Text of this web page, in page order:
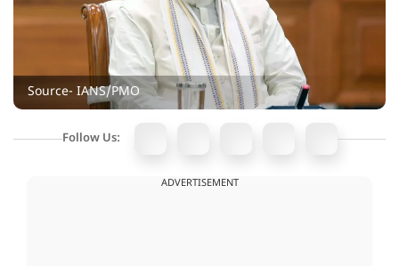
Source- IANS/PMO
Follow Us:
ADVERTISEMENT